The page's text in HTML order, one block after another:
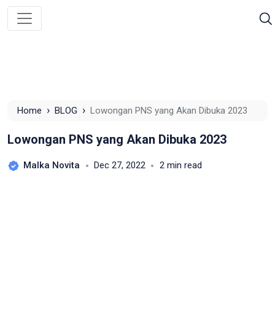
Home › BLOG › Lowongan PNS yang Akan Dibuka 2023
Lowongan PNS yang Akan Dibuka 2023
Malka Novita Dec 27, 2022 2 min read